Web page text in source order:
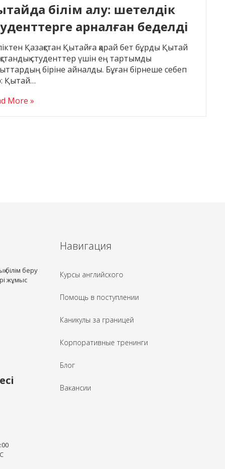
білім алу: шетелдік
арналған беделді
Қазақстан Қытайға қарай бет бұрды Қытай
студенттер үшін ең тартымды
біріне айналды. Бұған бірнеше себеп
Қытай…
More »
беру
Курсы английского
Помощь в поступлении
Каникулы за границей
Корпоративные тренинги
Блог
Вакансии